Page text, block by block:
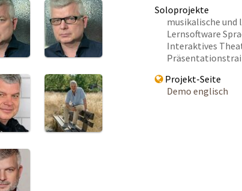
Soloprojekte
musikalische
Lernsoftware
Interaktives
Projekt-Seite
Demo englisch